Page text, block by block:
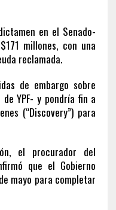
en el Senado-
millones, con una
reclamada.
de embargo sobre
YPF- y pondría fin a
(“Discovery”) para
el procurador del
que el Gobierno
mayo para completar